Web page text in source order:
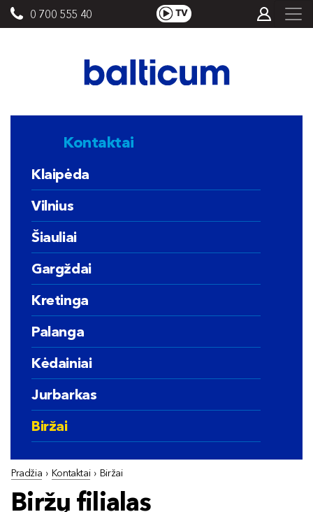
0 700 555 40
Kontaktai
Klaipėda
Vilnius
Šiauliai
Gargždai
Kretinga
Palanga
Kėdainiai
Jurbarkas
Biržai
Pradžia › Kontaktai › Biržai
Biržų filialas